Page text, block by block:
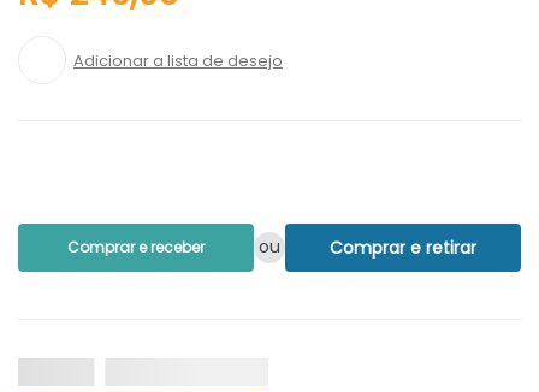
Comprar e receber ou Comprar e retirar